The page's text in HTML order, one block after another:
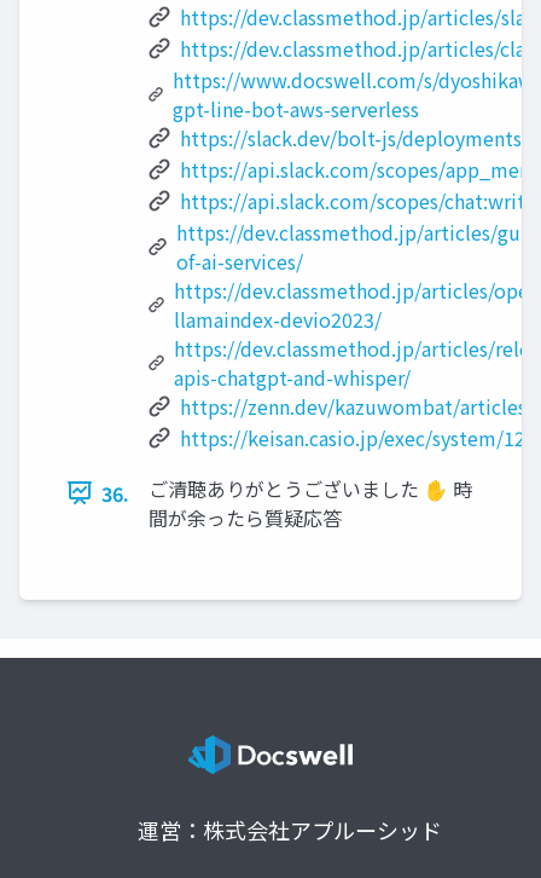
https://dev.classmethod.jp/articles/
https://dev.classmethod.jp/articles/
https://www.docswell.com/s/
gpt-line-bot-aws-serverless
https://slack.dev/bolt-js/deployments/
https://api.slack.com/scopes/
https://api.slack.com/scopes/chat:write
https://dev.classmethod.jp/articles/
of-ai-services/
https://dev.classmethod.jp/articles/
llamaindex-devio2023/
https://dev.classmethod.jp/articles/
apis-chatgpt-and-whisper/
https://zenn.dev/kazuwombat/articles/
https://keisan.casio.jp/exec/system/
36.
ご清聴ありがとうございました ✋ 時
間が余ったら質疑応答
運営：株式会社アプルーシッド